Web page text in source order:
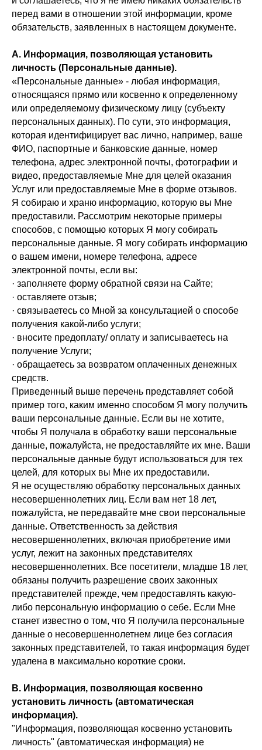
перед вами в отношении этой информации, кроме
обязательств, заявленных в настоящем документе.
A. Информация, позволяющая установить
личность (Персональные данные).
«Персональные данные» - любая информация,
относящаяся прямо или косвенно к определенному
или определяемому физическому лицу (субъекту
персональных данных). По сути, это информация,
которая идентифицирует вас лично, например, ваше
ФИО, паспортные и банковские данные, номер
телефона, адрес электронной почты, фотографии и
видео, предоставляемые Мне для целей оказания
Услуг или предоставляемые Мне в форме отзывов.
Я собираю и храню информацию, которую вы Мне
предоставили. Рассмотрим некоторые примеры
способов, с помощью которых Я могу собирать
персональные данные. Я могу собирать информацию
о вашем имени, номере телефона, адресе
электронной почты, если вы:
· заполняете форму обратной связи на Сайте;
· оставляете отзыв;
· связываетесь со Мной за консультацией о способе
получения какой-либо услуги;
· вносите предоплату/ оплату и записываетесь на
получение Услуги;
· обращаетесь за возвратом оплаченных денежных
средств.
Приведенный выше перечень представляет собой
пример того, каким именно способом Я могу получить
ваши персональные данные. Если вы не хотите,
чтобы Я получала в обработку ваши персональные
данные, пожалуйста, не предоставляйте их мне. Ваши
персональные данные будут использоваться для тех
целей, для которых вы Мне их предоставили.
Я не осуществляю обработку персональных данных
несовершеннолетних лиц. Если вам нет 18 лет,
пожалуйста, не передавайте мне свои персональные
данные. Ответственность за действия
несовершеннолетних, включая приобретение ими
услуг, лежит на законных представителях
несовершеннолетних. Все посетители, младше 18 лет,
обязаны получить разрешение своих законных
представителей прежде, чем предоставлять какую-
либо персональную информацию о себе. Если Мне
станет известно о том, что Я получила персональные
данные о несовершеннолетнем лице без согласия
законных представителей, то такая информация будет
удалена в максимально короткие сроки.
B. Информация, позволяющая косвенно
установить личность (автоматическая
информация).
"Информация, позволяющая косвенно установить
личность" (автоматическая информация) не